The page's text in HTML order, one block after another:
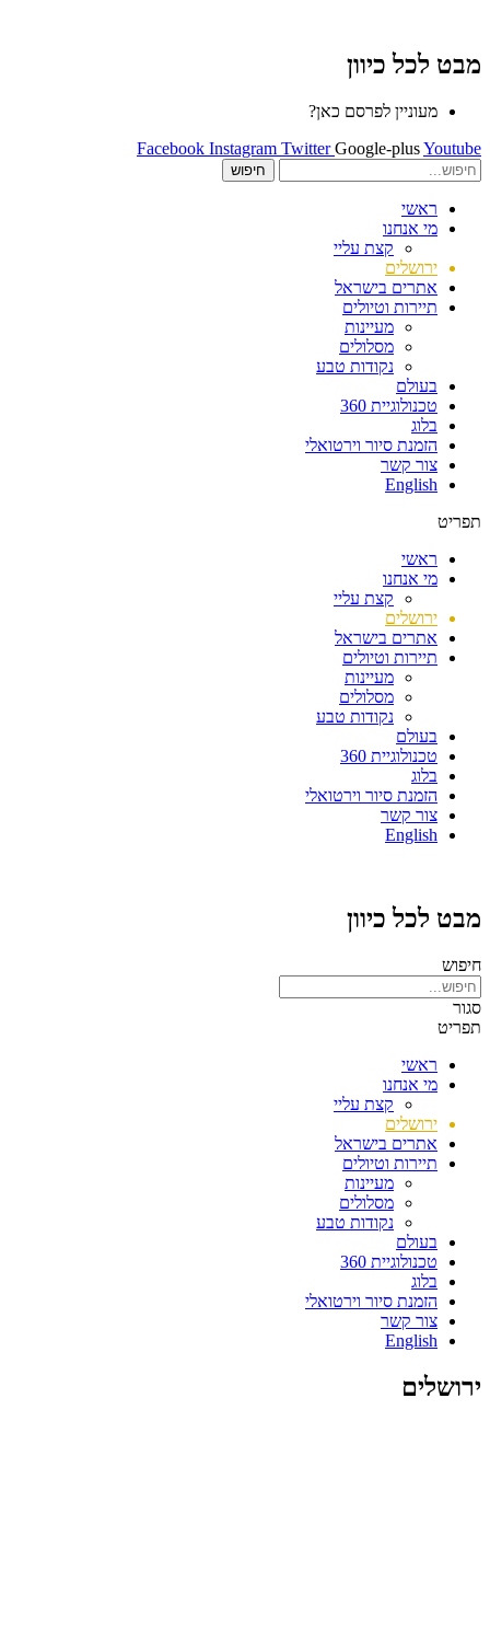
מבט לכל כיוון
מעוניין לפרסם כאן?
Facebook Instagram Twitter Google-plusYoutube
חיפוש
ראשי
מי אנחנו
קצת עליי
ירושלים
אתרים בישראל
תיירות וטיולים
מעיינות
מסלולים
נקודות טבע
בעולם
טכנולוגיית 360
בלוג
הזמנת סיור וירטואלי
צור קשר
English
תפריט
ראשי
מי אנחנו
קצת עליי
ירושלים
אתרים בישראל
תיירות וטיולים
מעיינות
מסלולים
נקודות טבע
בעולם
טכנולוגיית 360
בלוג
הזמנת סיור וירטואלי
צור קשר
English
מבט לכל כיוון
חיפוש
סגור
תפריט
ראשי
מי אנחנו
קצת עליי
ירושלים
אתרים בישראל
תיירות וטיולים
מעיינות
מסלולים
נקודות טבע
בעולם
טכנולוגיית 360
בלוג
הזמנת סיור וירטואלי
צור קשר
English
ירושלים